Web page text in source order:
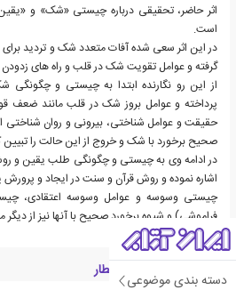
دسته بندی موضوعی
اثر حاضر، تحقیقی درباره چیستی «شک» و
است.
در این اثر سعی شده آفات متعدد شک و تردید برای
گرفته و عوامل تقویت شک در قلب و راه های
از این رو نگارنده ابتدا به چیستی و
پرداخته و عوامل بروز شک در قلب مانند ضعف قوه
حقیقت و عوامل شناختی، بیرونی و روان
صحیح برخورد با شک و خروج از این حالت را
در ادامه وی به چیستی و چگونگی طلب یقین و
اشاره نموده و روش قرآن و سنت در ایجاد و پرورش
چیستی وسوسه و عوامل وسوسه اعتقادی،
فراموشی) و شیوه برخورد صحیح با آنها نیز از
درباره علی موحدیان عطار